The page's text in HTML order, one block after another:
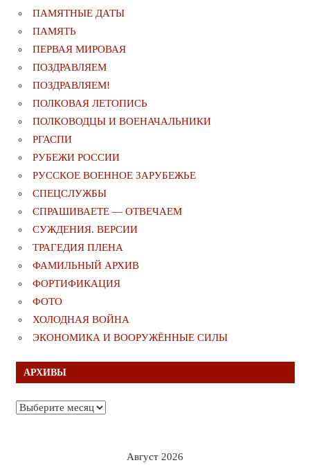
ПАМЯТНЫЕ ДАТЫ
ПАМЯТЬ
ПЕРВАЯ МИРОВАЯ
ПОЗДРАВЛЯЕМ
ПОЗДРАВЛЯЕМ!
ПОЛКОВАЯ ЛЕТОПИСЬ
ПОЛКОВОДЦЫ И ВОЕНАЧАЛЬНИКИ
РГАСПИ
РУБЕЖИ РОССИИ
РУССКОЕ ВОЕННОЕ ЗАРУБЕЖЬЕ
СПЕЦСЛУЖБЫ
СПРАШИВАЕТЕ — ОТВЕЧАЕМ
СУЖДЕНИЯ. ВЕРСИИ
ТРАГЕДИЯ ПЛЕНА
ФАМИЛЬНЫЙ АРХИВ
ФОРТИФИКАЦИЯ
ФОТО
ХОЛОДНАЯ ВОЙНА
ЭКОНОМИКА И ВООРУЖЁННЫЕ СИЛЫ
АРХИВЫ
Архивы
Август 2026